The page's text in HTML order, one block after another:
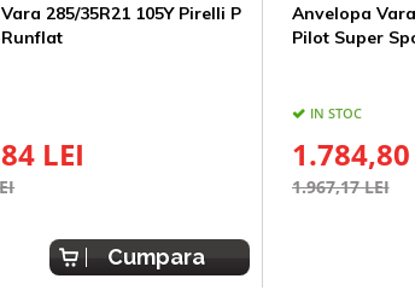
285/35R21 105Y Pirelli P
LEI
Cumpara
Anvelopa
Pilot Super
IN STOC
1.784,80
1.967,17 LEI